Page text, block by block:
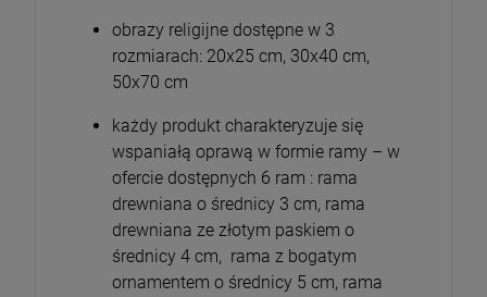
obrazy religijne dostępne w 3
rozmiarach: 20x25 cm, 30x40 cm,
50x70 cm
każdy produkt charakteryzuje się
wspaniałą oprawą w formie ramy – w
ofercie dostępnych 6 ram : rama
drewniana o średnicy 3 cm, rama
drewniana ze złotym paskiem o
średnicy 4 cm, rama z bogatym
ornamentem o średnicy 5 cm, rama